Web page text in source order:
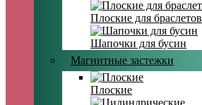
Плоские для браслетов
Шапочки для бусин
Магнитные застежки
Плоские